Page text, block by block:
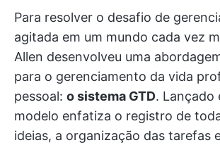
Para resolver o desafio de
agitada em um mundo cada vez
Allen desenvolveu uma
para o gerenciamento da vida
pessoal: o sistema GTD. Lançado
modelo enfatiza o registro de
ideias, a organização das tarefas